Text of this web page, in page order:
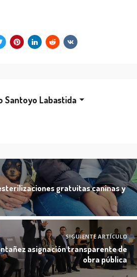
Santoyo Labastida
gratuitas caninas y
SIGUIENTE ARTÍCULO
asignación transparente de
obra pública